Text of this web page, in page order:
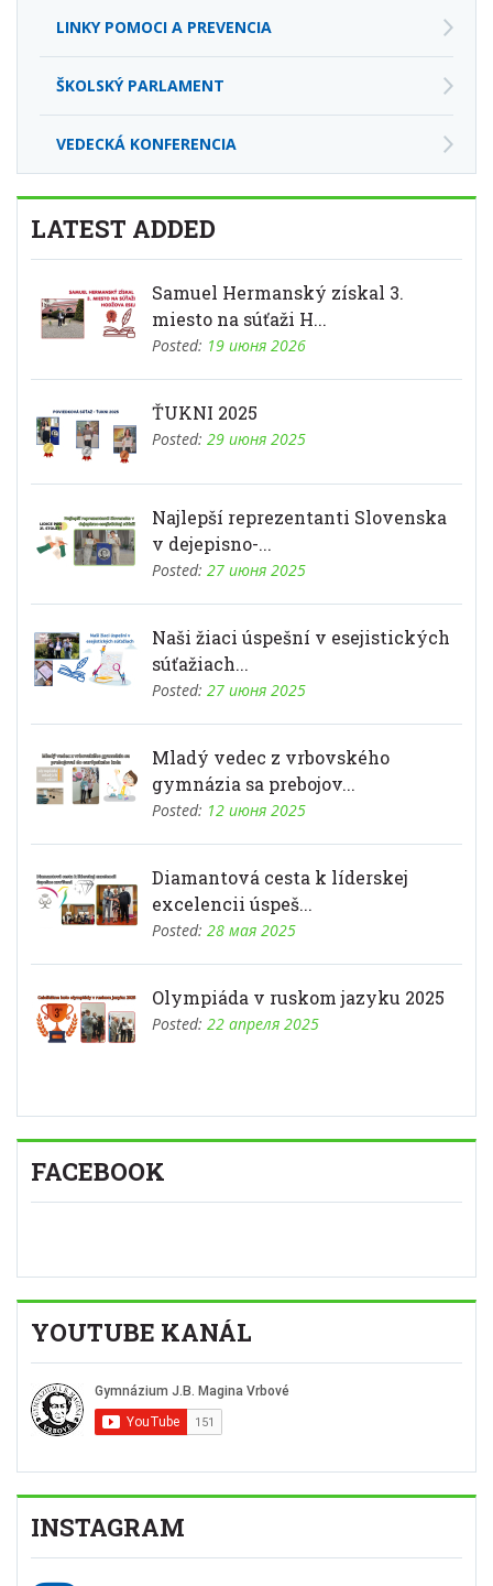
LINKY POMOCI A PREVENCIA
ŠKOLSKÝ PARLAMENT
VEDECKÁ KONFERENCIA
LATEST ADDED
Samuel Hermanský získal 3.
miesto na súťaži H...
Posted: 19 июня 2026
ŤUKNI 2025
Posted: 29 июня 2025
Najlepší reprezentanti Slovenska
v dejepisno-...
Posted: 27 июня 2025
Naši žiaci úspešní v esejistických
súťažiach...
Posted: 27 июня 2025
Mladý vedec z vrbovského
gymnázia sa prebojov...
Posted: 12 июня 2025
Diamantová cesta k líderskej
excelencii úspeš...
Posted: 28 мая 2025
Olympiáda v ruskom jazyku 2025
Posted: 22 апреля 2025
FACEBOOK
YOUTUBE KANÁL
INSTAGRAM